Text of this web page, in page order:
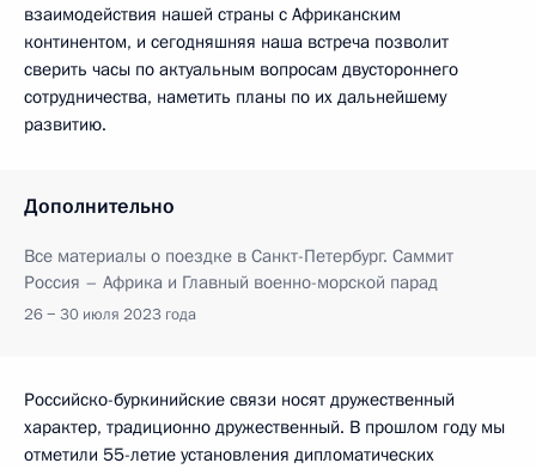
взаимодействия нашей страны с Африканским
континентом, и сегодняшняя наша встреча позволит
сверить часы по актуальным вопросам двустороннего
сотрудничества, наметить планы по их дальнейшему
развитию.
Дополнительно
Все материалы о поездке в Санкт-Петербург. Саммит
Россия – Африка и Главный военно-морской парад
26 − 30 июля 2023 года
Российско-буркинийские связи носят дружественный
характер, традиционно дружественный. В прошлом году мы
отметили 55-летие установления дипломатических